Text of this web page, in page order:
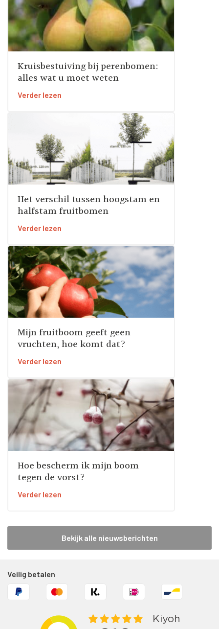
Kruisbestuiving bij perenbomen:
alles wat u moet weten
Verder lezen
Het verschil tussen hoogstam en
halfstam fruitbomen
Verder lezen
Mijn fruitboom geeft geen
vruchten, hoe komt dat?
Verder lezen
Hoe bescherm ik mijn boom
tegen de vorst?
Verder lezen
Bekijk alle nieuwsberichten
Veilig betalen